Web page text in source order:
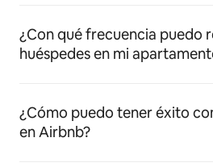
¿Con qué frecuencia puedo
huéspedes en mi
¿Cómo puedo tener éxito
en Airbnb?